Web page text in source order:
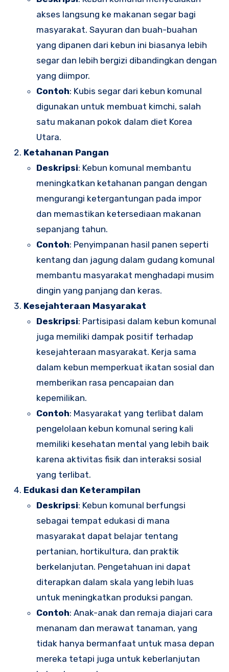
akses langsung ke makanan segar bagi
masyarakat. Sayuran dan buah-buahan
yang dipanen dari kebun ini biasanya lebih
segar dan lebih bergizi dibandingkan dengan
yang diimpor.
Contoh: Kubis segar dari kebun komunal
digunakan untuk membuat kimchi, salah
satu makanan pokok dalam diet Korea
Utara.
Ketahanan Pangan
Deskripsi: Kebun komunal membantu
meningkatkan ketahanan pangan dengan
mengurangi ketergantungan pada impor
dan memastikan ketersediaan makanan
sepanjang tahun.
Contoh: Penyimpanan hasil panen seperti
kentang dan jagung dalam gudang komunal
membantu masyarakat menghadapi musim
dingin yang panjang dan keras.
Kesejahteraan Masyarakat
Deskripsi: Partisipasi dalam kebun komunal
juga memiliki dampak positif terhadap
kesejahteraan masyarakat. Kerja sama
dalam kebun memperkuat ikatan sosial dan
memberikan rasa pencapaian dan
kepemilikan.
Contoh: Masyarakat yang terlibat dalam
pengelolaan kebun komunal sering kali
memiliki kesehatan mental yang lebih baik
karena aktivitas fisik dan interaksi sosial
yang terlibat.
Edukasi dan Keterampilan
Deskripsi: Kebun komunal berfungsi
sebagai tempat edukasi di mana
masyarakat dapat belajar tentang
pertanian, hortikultura, dan praktik
berkelanjutan. Pengetahuan ini dapat
diterapkan dalam skala yang lebih luas
untuk meningkatkan produksi pangan.
Contoh: Anak-anak dan remaja diajari cara
menanam dan merawat tanaman, yang
tidak hanya bermanfaat untuk masa depan
mereka tetapi juga untuk keberlanjutan